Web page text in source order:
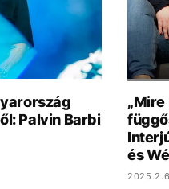
Palvin Barbi
és